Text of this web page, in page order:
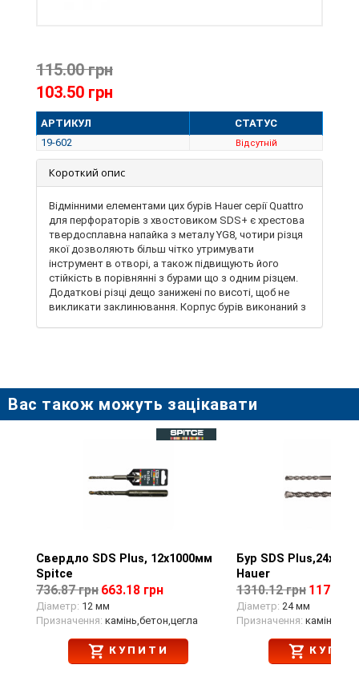
115.00 грн
103.50 грн
АРТИКУЛ
СТАТУС
19-602
Відсутній
Короткий опис
Відмінними елементами цих бурів Hauer серії Quattro
для перфораторів з хвостовиком SDS+ є хрестова
твердосплавна напайка з металу YG8, чотири різця
якої дозволяють більш чітко утримувати
інструмент в отворі, а також підвищують його
стійкість в порівнянні з бурами що з одним різцем.
Додаткові різці дещо занижені по висоті, щоб не
викликати заклинювання. Корпус бурів виконаний з
витрату часу і підвищує ефективність свердління.
Особлива геометрія спіралі і посилене тіло
зменшують вібрацію інструменту під час роботи і
головку. ПризначенІ для свердління отворів в
твердих матеріалах – бетоні, цеглі, залізобетоні,
камені, піноблоках.
Вас також можуть зацікавати
Перегляд товару
Свердло SDS Plus, 12х1000мм
Spitce
736.87 грн 663.18 грн
Діаметр: 12 мм
Призначення: камінь,бетон,цегла
КУПИТИ
Перегляд
Бур SDS
Hauer
1310.12 грн 1179.11
Діаметр: 24 мм
Призначення: